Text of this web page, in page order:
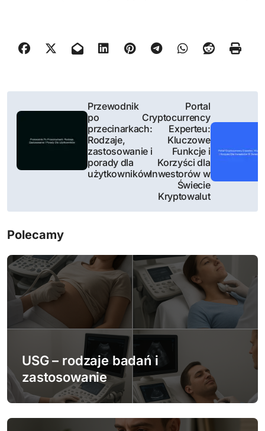
a
c
j
a
i
s
u
Przewodnik
po
przecinarkach:
Rodzaje,
zastosowanie i
porady dla
użytkowników
Portal
Cryptocurrency
Experteu:
Kluczowe
Funkcje i
Korzyści dla
Inwestorów w
Świecie
Kryptowalut
Polecamy
USG – rodzaje badań i
zastosowanie